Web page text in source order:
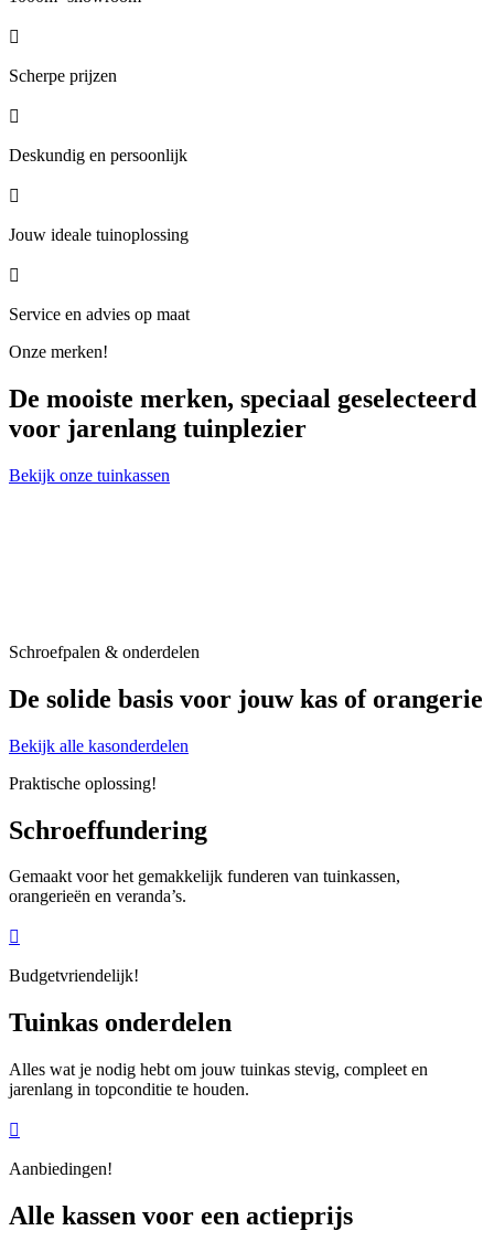

Scherpe prijzen

Deskundig en persoonlijk

Jouw ideale tuinoplossing

Service en advies op maat
Onze merken!
De mooiste merken, speciaal geselecteerd
voor jarenlang tuinplezier
Bekijk onze tuinkassen
Schroefpalen & onderdelen
De solide basis voor jouw kas of orangerie
Bekijk alle kasonderdelen
Praktische oplossing!
Schroeffundering
Gemaakt voor het gemakkelijk funderen van tuinkassen,
orangerieën en veranda’s.

Budgetvriendelijk!
Tuinkas onderdelen
Alles wat je nodig hebt om jouw tuinkas stevig, compleet en
jarenlang in topconditie te houden.

Aanbiedingen!
Alle kassen voor een actieprijs